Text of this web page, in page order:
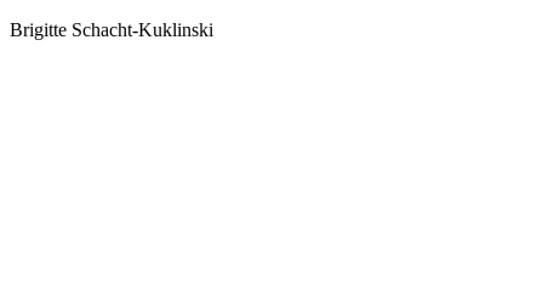
Brigitte Schacht-Kuklinski